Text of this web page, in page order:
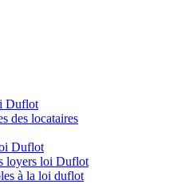
Duflot
des locataires
Duflot
loyers loi Duflot
à la loi duflot